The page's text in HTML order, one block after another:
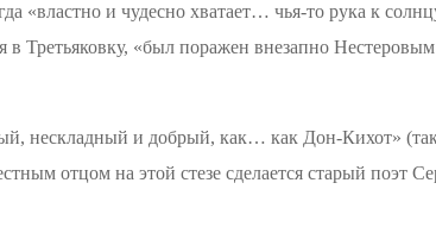
«властно и чудесно хватает… чья-то рука к
в Третьяковку, «был поражен внезапно
нескладный и добрый, как…как Дон-Кихот»
отцом на этой стезе сделается старый